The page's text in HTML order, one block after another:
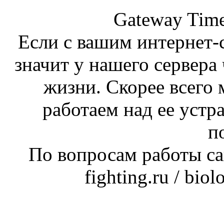
Gateway
Если с вашим интернет-
значит у нашего
жизни. Скорее
работаем над ее
По вопросам работы
fighting.ru /